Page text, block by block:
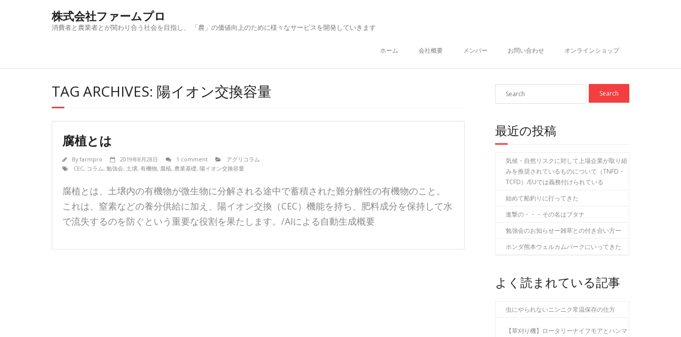
株式会社ファームプロ
消費者と農業者とが関わり合う社会を目指し、 「農」の価値向上のために様々なサービスを開発していきます
ホーム 会社概要 メンバー お問い合わせ オンラインショップ
TAG ARCHIVES: 陽イオン交換容量
腐植とは
Byfarmpro 2019年8月28日 1 comment
アグリコラム
CEC, コラム, 勉強会, 土壌, 有機物, 腐植, 農業基礎, 陽イオン交換容量
腐植とは、土壌内の有機物が微生物に分解される途中で蓄積された難分解性の有機物のこと。
これは、窒素などの養分供給に加え、陽イオン交換（CEC）機能を持ち、肥料成分を保持して水
で流失するのを防ぐという重要な役割を果たします。/AIによる自動生成概要
最近の投稿
気候・自然リスクに対して上場企業が取り組
みを推奨されているものについて（TNFD・
TCFD）/EUでは義務付けられている
始めて船釣りに行ってきた
進撃の・・・その名はブタナ
勉強会のお知らせー雑草との付き合い方ー
ホンダ熊本ウェルカムパークにいってきた
よく読まれている記事
虫にやられないニンニク常温保存の仕方
【草刈り機】ロータリーナイフモアとハンマ